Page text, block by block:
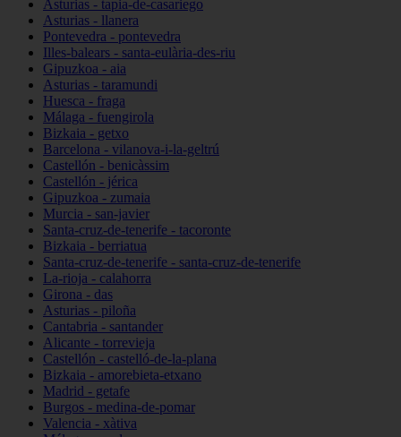
Asturias - tapia-de-casariego
Asturias - llanera
Pontevedra - pontevedra
Illes-balears - santa-eulària-des-riu
Gipuzkoa - aia
Asturias - taramundi
Huesca - fraga
Málaga - fuengirola
Bizkaia - getxo
Barcelona - vilanova-i-la-geltrú
Castellón - benicàssim
Castellón - jérica
Gipuzkoa - zumaia
Murcia - san-javier
Santa-cruz-de-tenerife - tacoronte
Bizkaia - berriatua
Santa-cruz-de-tenerife - santa-cruz-de-tenerife
La-rioja - calahorra
Girona - das
Asturias - piloña
Cantabria - santander
Alicante - torrevieja
Castellón - castelló-de-la-plana
Bizkaia - amorebieta-etxano
Madrid - getafe
Burgos - medina-de-pomar
Valencia - xàtiva